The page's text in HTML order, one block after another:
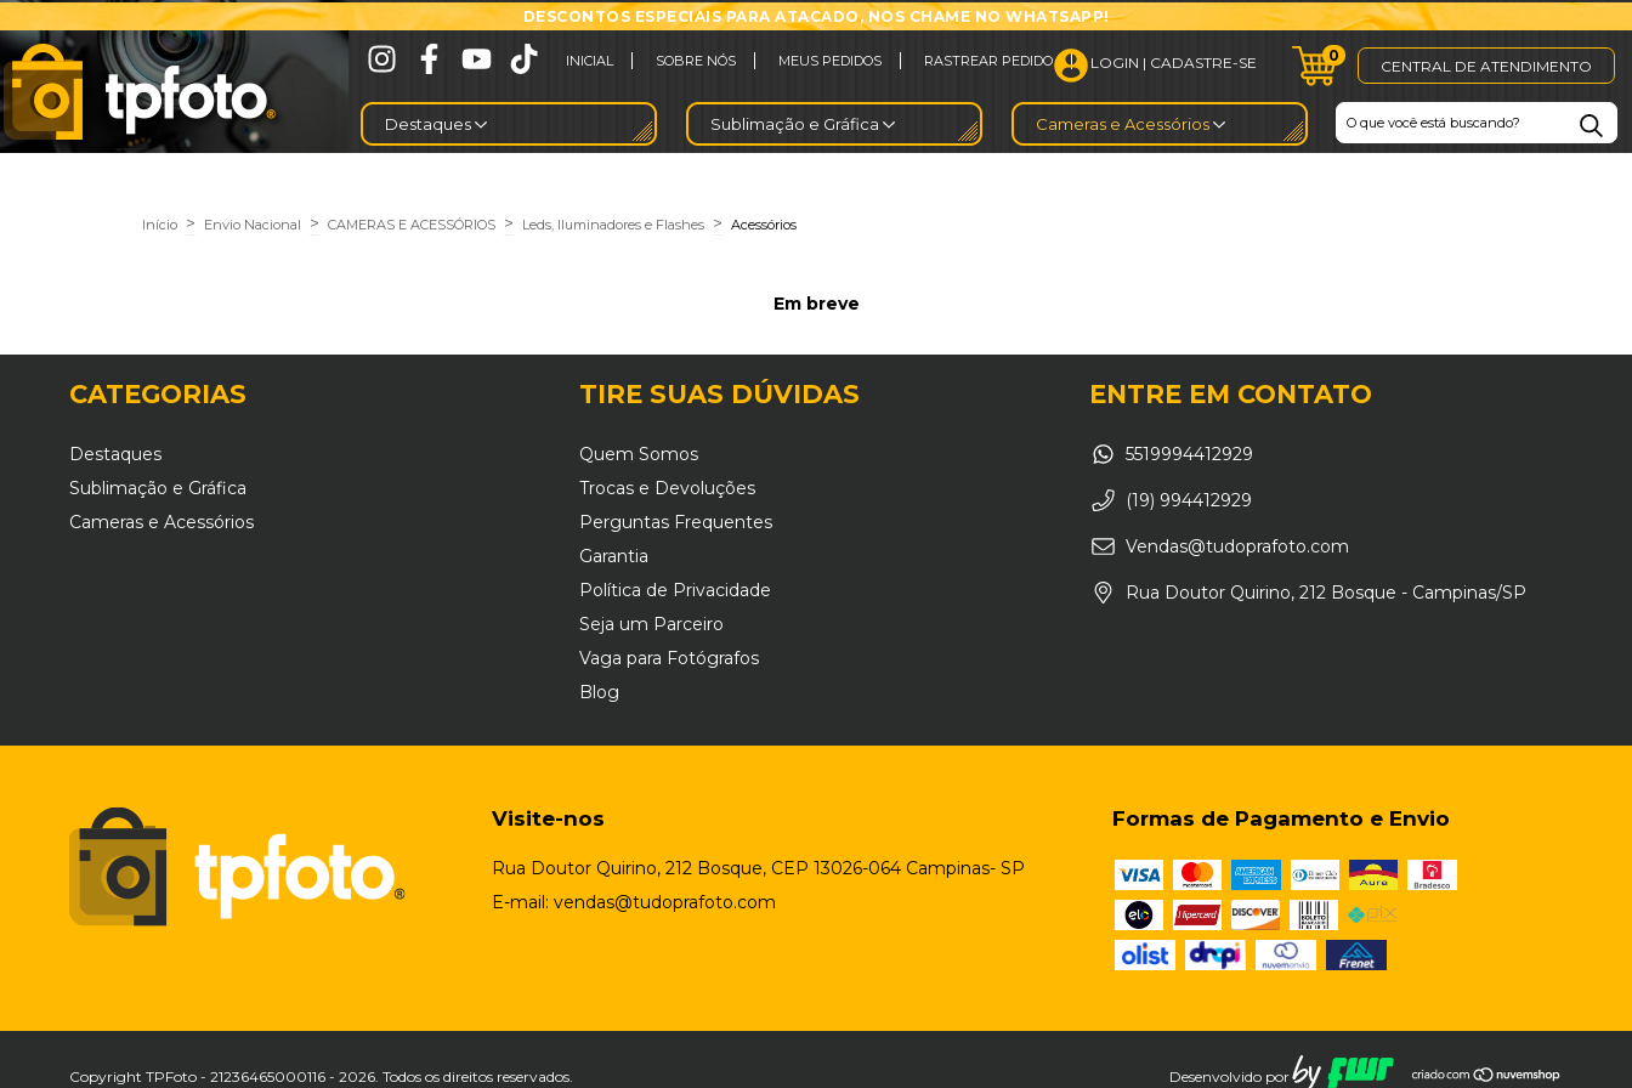
DESCONTOS ESPECIAIS PARA ATACADO, NOS CHAME NO WHATSAPP!
INICIAL SOBRE NÓS MEUS PEDIDOS RASTREAR PEDIDO 0
CENTRAL DE ATENDIMENTO
Destaques Sublimação e Gráfica Cameras e Acessórios
Início > Envio Nacional > CAMERAS E ACESSÓRIOS > Leds, Iluminadores e Flashes > Acessórios
Em breve
CATEGORIAS
Destaques
Sublimação e Gráfica
Cameras e Acessórios
TIRE SUAS DÚVIDAS
Quem Somos
Trocas e Devoluções
Perguntas Frequentes
Garantia
Política de Privacidade
Seja um Parceiro
Vaga para Fotógrafos
Blog
ENTRE EM CONTATO
5519994412929
(19) 994412929
Vendas@tudoprafoto.com
Rua Doutor Quirino, 212 Bosque - Campinas/SP
Visite-nos
Rua Doutor Quirino, 212 Bosque, CEP 13026-064 Campinas- SP
E-mail:vendas@tudoprafoto.com
Formas de Pagamento e Envio
Copyright TPFoto - 21236465000116 - 2026. Todos os direitos reservados. Desenvolvido por